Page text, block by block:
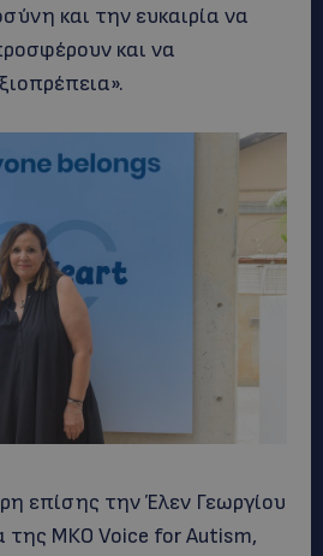
και την ευκαιρία να
και να
επίσης την Έλεν Γεωργίου
της ΜΚΟ Voice for Autism,